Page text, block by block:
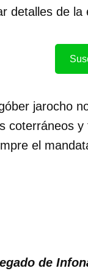
detalles de
jarocho
coterráneos
el
de